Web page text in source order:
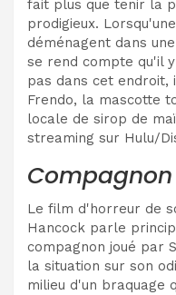
fait plus que tenir la
prodigieux.
déménagent dans
se rend compte qu'il
pas dans cet
Frendo, la mascotte
locale de sirop de
streaming sur Hulu/
Compagnon
Le film d'horreur de
Hancock parle
compagnon joué par
la situation sur son
milieu d'un braquage